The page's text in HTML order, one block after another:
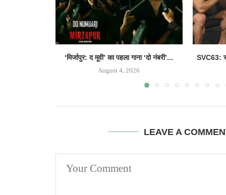
‘मिर्जापुर: द मूवी’ का पहला गाना ‘दो नंबरी’...
August 4, 2026
SVC63:
LEAVE A